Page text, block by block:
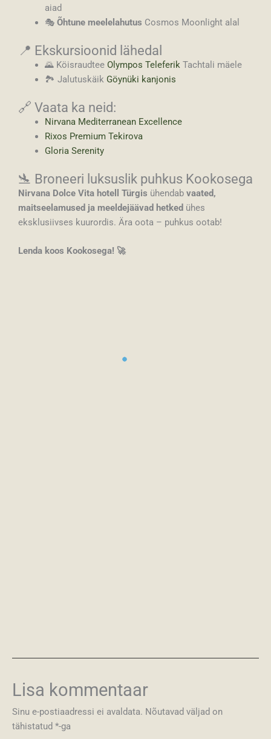
aiad
🎭 Õhtune meelelahutus Cosmos Moonlight alal
📍 Ekskursioonid lähedal
🌄 Köisraudtee Olympos TeleferikTachtali mäele
🏞 Jalutuskäik Göynüki kanjonis
🔗 Vaata ka neid:
Nirvana Mediterranean Excellence
Rixos Premium Tekirova
Gloria Serenity
🛬 Broneeri luksuslik puhkus Kookosega
Nirvana Dolce Vita hotell Türgis ühendab vaated,
maitseelamused ja meeldejäävad hetked ühes
eksklusiivses kuurordis. Ära oota – puhkus ootab!
Lenda koos Kookosega! 🚀
Lisa kommentaar
Sinu e-postiaadressi ei avaldata. Nõutavad väljad on
tähistatud *-ga